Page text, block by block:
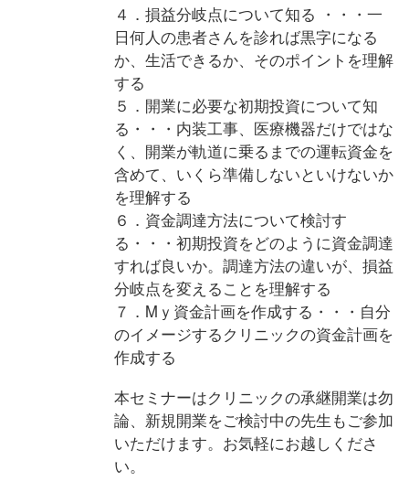
４．損益分岐点について知る ・・・一
日何人の患者さんを診れば黒字になる
か、生活できるか、そのポイントを理解
する
５．開業に必要な初期投資について知
る・・・内装工事、医療機器だけではな
く、開業が軌道に乗るまでの運転資金を
含めて、いくら準備しないといけないか
を理解する
６．資金調達方法について検討す
る・・・初期投資をどのように資金調達
すれば良いか。調達方法の違いが、損益
分岐点を変えることを理解する
７．Mｙ資金計画を作成する・・・自分
のイメージするクリニックの資金計画を
作成する
本セミナーはクリニックの承継開業は勿
論、新規開業をご検討中の先生もご参加
いただけます。お気軽にお越しくださ
い。